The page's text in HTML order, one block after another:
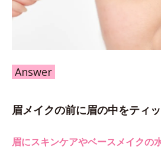
Answer
眉メイクの前に眉の中をティ
眉にスキンケアやベースメイクの